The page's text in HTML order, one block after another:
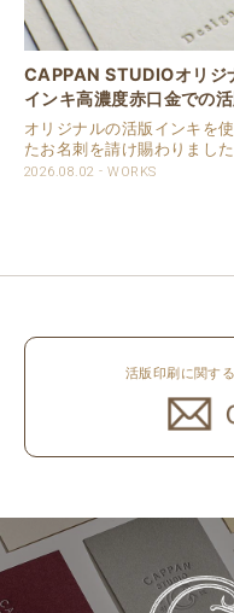
CAPPAN STUDIOオリジ
インキ高濃度赤口金での活
刺
オリジナルの活版インキを
たお名刺を請け賜わりました
用紙は新バフン紙Nのきぬを
2026.08.02 WORKS
活版印刷に関す